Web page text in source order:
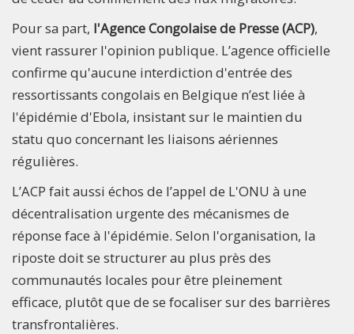
Pour sa part, l'Agence Congolaise de Presse (ACP),
vient rassurer l'opinion publique. L’agence officielle
confirme qu'aucune interdiction d'entrée des
ressortissants congolais en Belgique n’est liée à
l'épidémie d'Ebola, insistant sur le maintien du
statu quo concernant les liaisons aériennes
régulières.
L’ACP fait aussi échos de l’appel de L'ONU à une
décentralisation urgente des mécanismes de
réponse face à l'épidémie. Selon l'organisation, la
riposte doit se structurer au plus près des
communautés locales pour être pleinement
efficace, plutôt que de se focaliser sur des barrières
transfrontalières.